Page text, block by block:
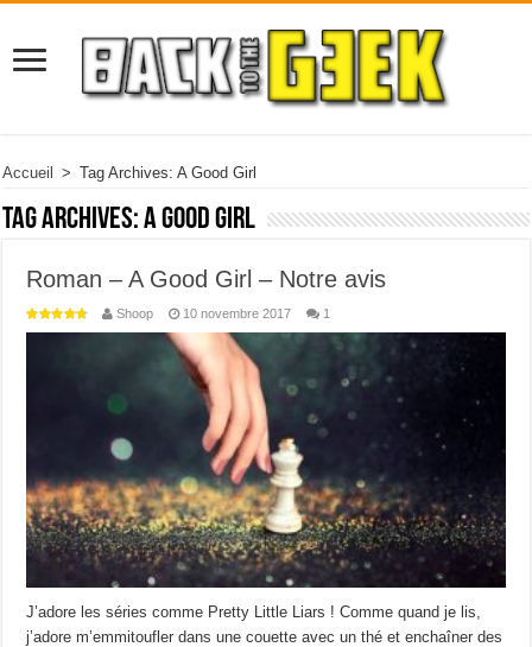
Accueil > Tag Archives: A Good Girl
Tag Archives:A Good Girl
Roman – A Good Girl – Notre avis
Shoop 10 novembre 2017 1
J’adore les séries comme Pretty Little Liars ! Comme quand je lis,
j’adore m’emmitoufler dans une couette avec un thé et enchaîner des